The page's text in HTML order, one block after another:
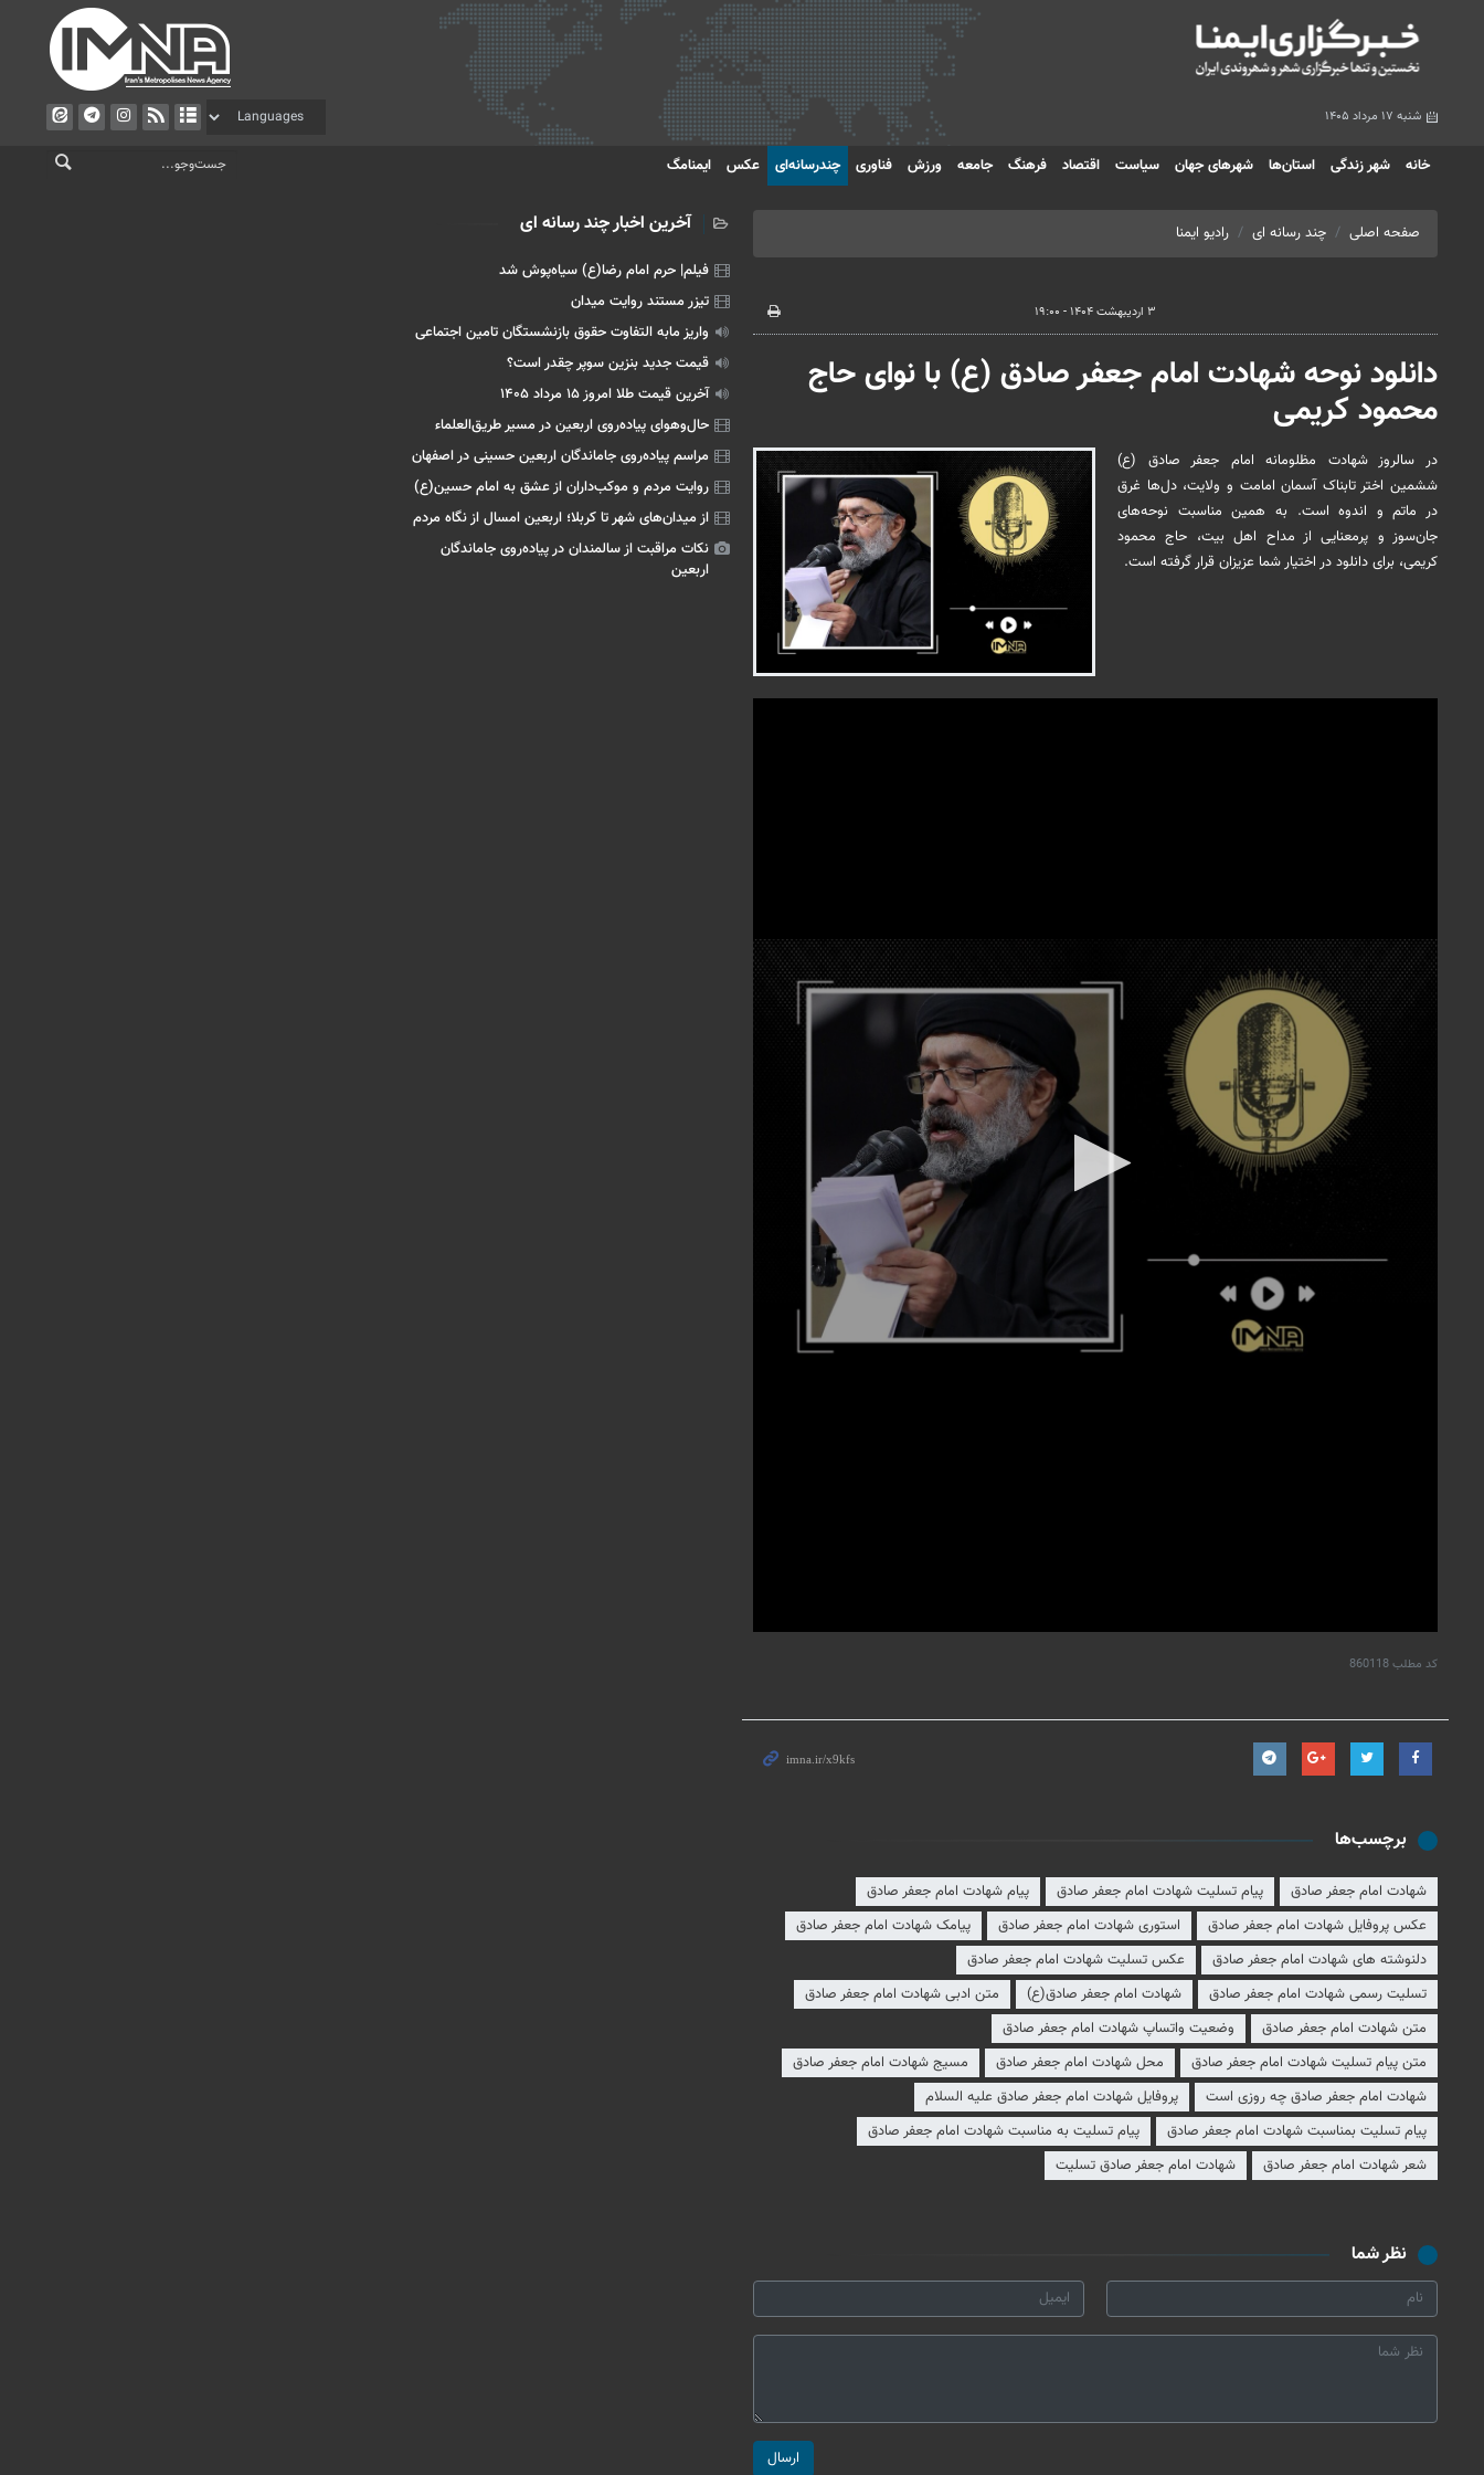
شنبه ۱۷ مرداد ۱۴۰۵
خانه شهر زندگی استان‌ها شهرهای جهان سیاست اقتصاد فرهنگ جامعه ورزش فناوری چندرسانه‌ای عکس ایمنامگ
صفحه اصلی چند رسانه ای رادیو ایمنا
۳ اردیبهشت ۱۴۰۴ - ۱۹:۰۰
دانلود نوحه شهادت امام جعفر صادق (ع) با نوای حاج
محمود کریمی
در سالروز شهادت مظلومانه امام جعفر صادق (ع)
ششمین اختر تابناک آسمان امامت و ولایت، دل‌ها غرق
در ماتم و اندوه است. به همین مناسبت نوحه‌های
جان‌سوز و پرمعنایی از مداح اهل بیت، حاج محمود
کریمی، برای دانلود در اختیار شما عزیزان قرار گرفته است.
کد مطلب860118
برچسب‌ها
شهادت امام جعفر صادق پیام تسلیت شهادت امام جعفر صادق
پیام شهادت امام جعفر صادق
عکس پروفایل شهادت امام جعفر صادق
استوری شهادت امام جعفر صادق
پیامک شهادت امام جعفر صادق
دلنوشته های شهادت امام جعفر صادق
عکس تسلیت شهادت امام جعفر صادق
تسلیت رسمی شهادت امام جعفر صادق
شهادت امام جعفر صادق(ع)
متن ادبی شهادت امام جعفر صادق
متن شهادت امام جعفر صادق
وضعیت واتساپ شهادت امام جعفر صادق
متن پیام تسلیت شهادت امام جعفر صادق
محل شهادت امام جعفر صادق
مسیج شهادت امام جعفر صادق
شهادت امام جعفر صادق چه روزی است
پروفایل شهادت امام جعفر صادق علیه السلام
پیام تسلیت بمناسبت شهادت امام جعفر صادق
پیام تسلیت به مناسبت شهادت امام جعفر صادق
شعر شهادت امام جعفر صادق
شهادت امام جعفر صادق تسلیت
نظر شما
ارسال
آخرین اخبار چند رسانه ای
فیلم| حرم امام رضا(ع) سیاه‌پوش شد
تیزر مستند روایت میدان
واریز مابه التفاوت حقوق بازنشستگان تامین اجتماعی
قیمت جدید بنزین سوپر چقدر است؟
آخرین قیمت طلا امروز ۱۵ مرداد ۱۴۰۵
حال‌وهوای پیاده‌روی اربعین در مسیر طریق‌العلماء
مراسم پیاده‌روی جاماندگان اربعین حسینی در اصفهان
روایت مردم و موکب‌داران از عشق به امام حسین(ع)
از میدان‌های شهر تا کربلا؛ اربعین امسال از نگاه مردم
نکات مراقبت از سالمندان در پیاده‌روی جاماندگان
اربعین